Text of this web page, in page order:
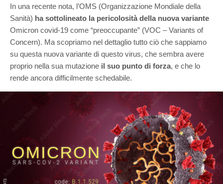
In una recente nota, l’OMS (Organizzazione Mondiale della
Sanità) ha sottolineato la pericolosità della nuova variante
Omicron covid-19 come “preoccupante” (VOC – Variants of
Concern). Ma scopriamo nel dettaglio tutto ciò che sappiamo
su questa nuova variante di questo virus, che sembra avere
proprio nella sua mutazione il suo punto di forza, e che lo
rende ancora difficilmente schedabile.